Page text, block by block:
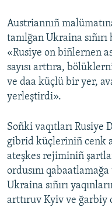
Austriannıñ
tanılğan Ukraina
«Rusiye on biñlernen
sayısı arttıra,
ve daa küçlü bir yer,
yerleştirdi».
Soñki vaqıtları Rusiye
gibrid küçleriniñ cenk
ateşkes rejiminiñ
ordusını qabaatlamağa
Ukraina sıñırı
arttıruv Kyiv ve ğarbiy